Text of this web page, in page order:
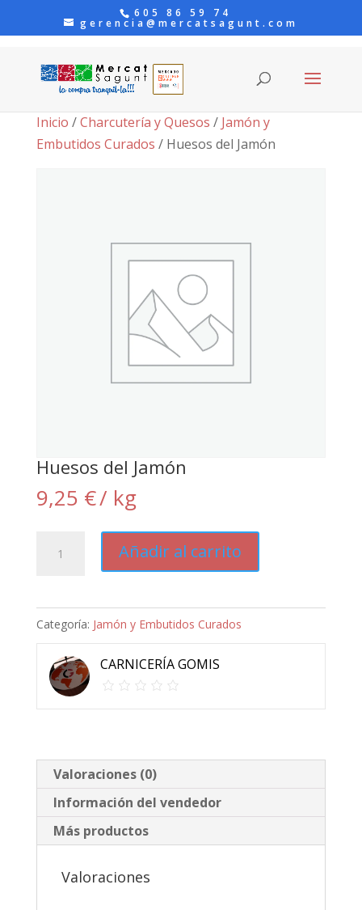
605 86 59 74
gerencia@mercatsagunt.com
Inicio /Charcutería y Quesos / Jamón y
Embutidos Curados / Huesos del Jamón
Huesos del Jamón
9,25 €/ kg
cantidad
Añadir al carrito
Categoría: Jamón y Embutidos Curados
CARNICERÍA GOMIS
Valoraciones (0)
Información del vendedor
Más productos
Valoraciones